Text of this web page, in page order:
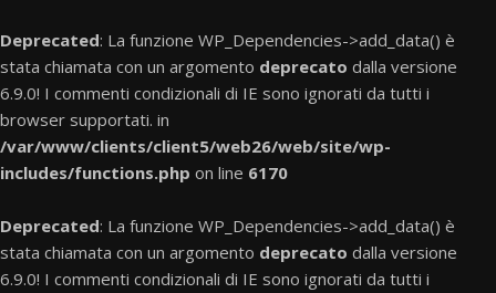
Deprecated: La funzione WP_Dependencies->add_data() è
stata chiamata con un argomento deprecato dalla versione
6.9.0! I commenti condizionali di IE sono ignorati da tutti i
browser supportati. in
/var/www/clients/client5/web26/web/site/wp-
includes/functions.php on line 6170
Deprecated: La funzione WP_Dependencies->add_data() è
stata chiamata con un argomento deprecato dalla versione
6.9.0! I commenti condizionali di IE sono ignorati da tutti i